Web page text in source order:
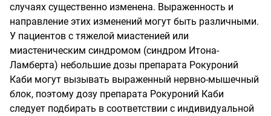
случаях существенно изменена. Выраженность и
направление этих изменений могут быть различными.
У пациентов с тяжелой миастенией или
миастеническим синдромом (синдром Итона-
Ламберта) небольшие дозы препарата Рокуроний
Каби могут вызывать выраженный нервно-мышечный
блок, поэтому дозу препарата Рокуроний Каби
следует подбирать в соответствии с индивидуальной